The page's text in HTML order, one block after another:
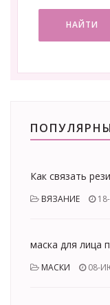
НАЙТИ
Как связать
ВЯЗАНИЕ
маска для лица
МАСКИ 08-